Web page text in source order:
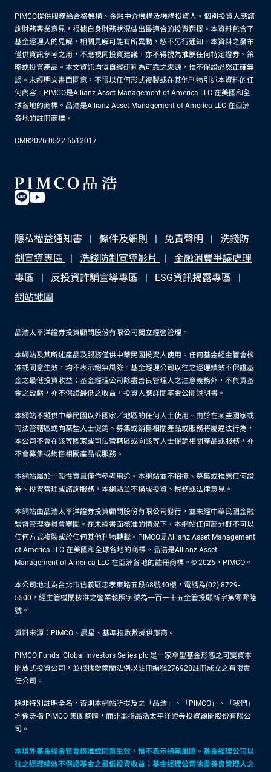
PIMCO提供服務給合格機構、金融中介機構及機構投資人。個別投資人應諮
詢財務專業意見，根據自身財務狀況做出最適合的投資選擇。本資料包含了
基金經理人的見解，相關見解可能有所異動，恕不另行通知。本資料之發布
僅供資訊參考之用，不應視同投資建議，亦不得視為推薦任何特定證券、策
略或投資產品。本文資訊均得自經研判為可靠之來源，惟不保證必然正確無
誤。未經明文書面同意，不得以任何形式複製或在其他刊物引述本資料的任
何內容。PIMCO是Allianz Asset Management of America LLC 在美國和全
球各地的商標。品浩是Allianz Asset Management of America LLC 在亞洲
各地的註冊商標。
CMR2026-0522-5512017
隱私權益通知書 條件及細則 免責聲明
洗錢防
制宣導專區
洗錢防制宣導影片
金融消費爭議處理
專區
反投資詐騙宣導專區
ESG資訊揭露專區
網站地圖
品浩太平洋證券投資顧問股份有限公司獨立經營管理。
本網站及其所述產品及服務僅供中華民國投資人使用。任何基金經金管會核
准或同意生效，均不表示絕無風險。基金經理公司以往之經理績效不保證基
金之最低投資收益；基金經理公司除盡善良管理人之注意義務外，不負責基
金之盈虧，亦不保證最低之收益，投資人應詳閱基金公開說明書。
本網站不擬供中華民國以外國家／地區的任何人士使用。由於在某些國家或
司法管轄區或向某些人士促銷、募集或銷售相關產品或服務將屬違法行為，
本公司不會在該等國家或司法管轄區或向該等人士促銷相關產品或服務，亦
不會募集或銷售相關產品或服務。
本網站屬於一般性質且僅作參考用途。本網站並不招攬、募集或推薦任何證
券、投資管理或諮詢服務。本網站並不構成投資、稅務或法律意見。
本網站由品浩太平洋證券投資顧問股份有限公司發行，並未經中華民國金融
監督管理委員會審閱。在未經書面核准的情況下，本網站任何部分概不可以
任何方式複製或於任何其他刊物轉載。PIMCO是Allianz Asset Management
of America LLC 在美國和全球各地的商標。品浩是Allianz Asset
Management of America LLC 在亞洲各地的註冊商標。© 2026，PIMCO。
本公司地址為台北市信義區忠孝東路五段68號40樓，電話為(02) 8729-
5500，經主管機關核准之營業執照字號為一百一十五金管投顧新字第零零陸
號。
資料來源：PIMCO、晨星、基準指數數據供應商。
PIMCO Funds: Global Investors Series plc 是一家傘型基金形態之可變資本
開放式投資公司，並根據愛爾蘭法例以註冊編號276928註冊成立之有限責
任公司。
除非特別註明全名，否則本網站所提及之「品浩」、「PIMCO」、「我們」
均係泛指 PIMCO 集團整體，而非單指品浩太平洋證券投資顧問股份有限公
司。
本境外基金經金管會核准或同意生效，惟不表示絕無風險。基金經理公司以
往之經理績效不保證基金之最低投資收益；基金經理公司除盡善良管理人之